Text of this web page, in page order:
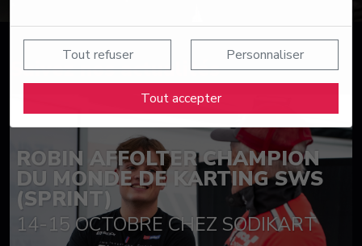
Tout refuser Personnaliser
Tout accepter
Suivez nos actualités
ROBIN AFFOLTER CHAMPION
DU MONDE DE KARTING SWS
(SPRINT)
14-15 OCTOBRE CHEZ SODIKART